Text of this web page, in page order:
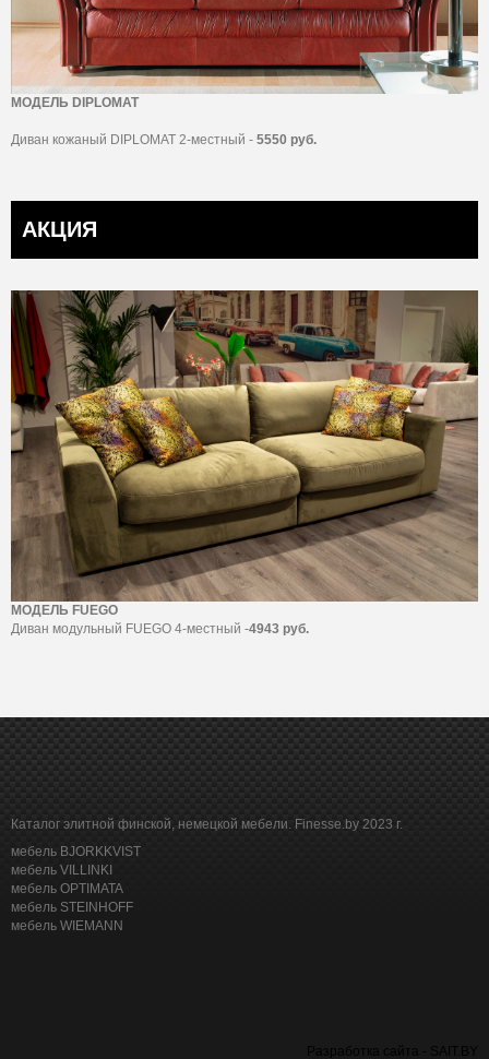
МОДЕЛЬ DIPLOMAT
Диван кожаный DIPLOMAT 2-местный - 5550 руб.
АКЦИЯ
МОДЕЛЬ FUEGO
Диван модульный FUEGO 4-местный -4943 руб.
Каталог элитной финской, немецкой мебели. Finesse.by 2023 г.
мебель BJORKKVIST
мебель VILLINKI
мебель OPTIMATA
мебель STEINHOFF
мебель WIEMANN
Разработка сайта - SAIT.BY